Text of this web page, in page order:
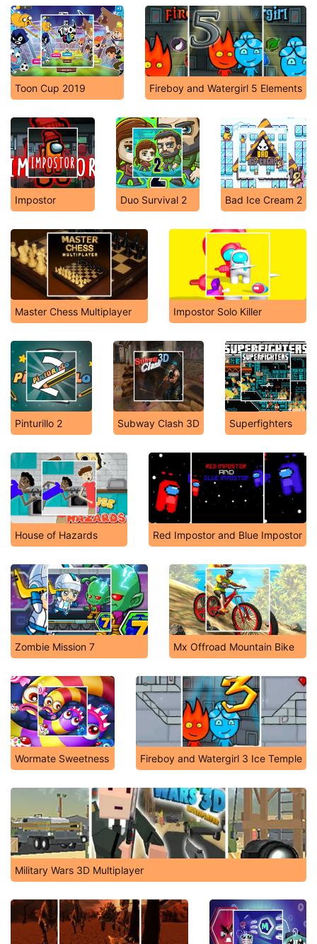
Toon Cup 2019 Fireboy and Watergirl 5 Elements
Impostor Duo Survival 2 Bad Ice Cream 2
Master Chess Multiplayer Impostor Solo Killer
Pinturillo 2 Subway Clash 3D Superfighters
House of Hazards Red Impostor and Blue Impostor
Zombie Mission 7 Mx Offroad Mountain Bike
Wormate Sweetness Fireboy and Watergirl 3 Ice Temple
Military Wars 3D Multiplayer